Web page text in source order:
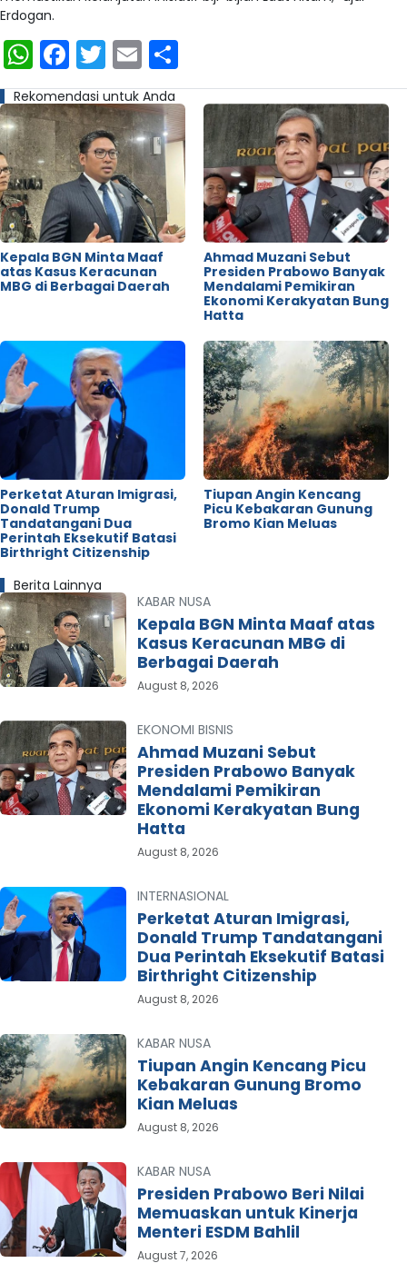
Erdogan.
WhatsApp
Facebook
Twitter
Email
Rekomendasi untuk Anda
Kepala BGN Minta Maaf
atas Kasus Keracunan
MBG di Berbagai Daerah
Ahmad Muzani Sebut
Presiden Prabowo Banyak
Mendalami Pemikiran
Ekonomi Kerakyatan Bung
Hatta
Perketat Aturan Imigrasi,
Donald Trump
Tandatangani Dua
Perintah Eksekutif Batasi
Birthright Citizenship
Tiupan Angin Kencang
Picu Kebakaran Gunung
Bromo Kian Meluas
Berita Lainnya
KABAR NUSA
Kepala BGN Minta Maaf atas
Kasus Keracunan MBG di
Berbagai Daerah
August 8, 2026
EKONOMI BISNIS
Ahmad Muzani Sebut
Presiden Prabowo Banyak
Mendalami Pemikiran
Ekonomi Kerakyatan Bung
Hatta
August 8, 2026
INTERNASIONAL
Perketat Aturan Imigrasi,
Donald Trump Tandatangani
Dua Perintah Eksekutif Batasi
Birthright Citizenship
August 8, 2026
KABAR NUSA
Tiupan Angin Kencang Picu
Kebakaran Gunung Bromo
Kian Meluas
August 8, 2026
KABAR NUSA
Presiden Prabowo Beri Nilai
Memuaskan untuk Kinerja
Menteri ESDM Bahlil
August 7, 2026